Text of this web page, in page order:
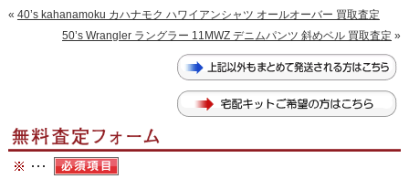
« 40’s kahanamoku カハナモク ハワイアンシャツ オールオーバー 買取査定
50’s Wrangler ラングラー 11MWZ デニムパンツ 斜めベル 買取査定 »